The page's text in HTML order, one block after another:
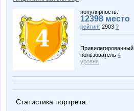
популярность:
12398 место
рейтинг 2903 ?
Привилегированный
пользователь 4
уровня
Статистика портрета: